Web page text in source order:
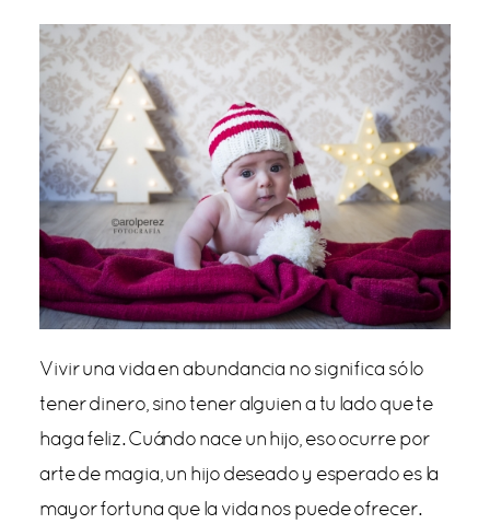
publicar comentario
Vivir una vida en abundancia no significa sólo
tener dinero, sino tener alguien a tu lado que te
haga feliz. Cuándo nace un hijo, eso ocurre por
arte de magia, un hijo deseado y esperado es la
mayor fortuna que la vida nos puede ofrecer.